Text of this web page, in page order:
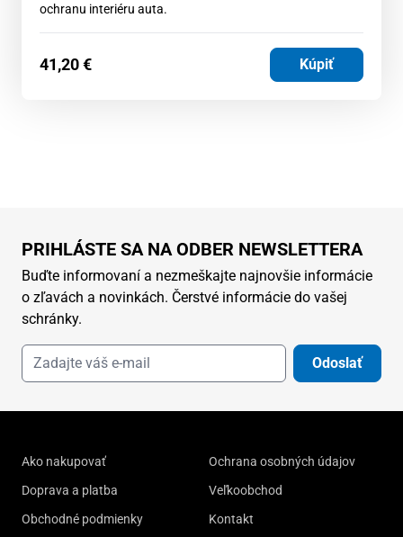
ochranu interiéru auta.
41,20€ Kúpiť
PRIHLÁSTE SA NA ODBER NEWSLETTERA
Buďte informovaní a nezmeškajte najnovšie informácie
o zľavách a novinkách. Čerstvé informácie do vašej
schránky.
Odoslať
Ako nakupovať
Doprava a platba
Obchodné podmienky
Ochrana osobných údajov
Veľkoobchod
Kontakt